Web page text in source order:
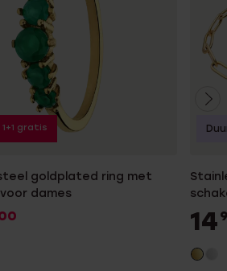
goldplated ring met
dames
1+1 gratis
14